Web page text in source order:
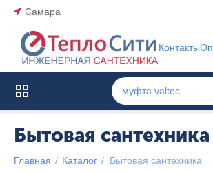
Самара
Контакты
Бытовая сантехника
Главная / Каталог / Бытовая сантехника